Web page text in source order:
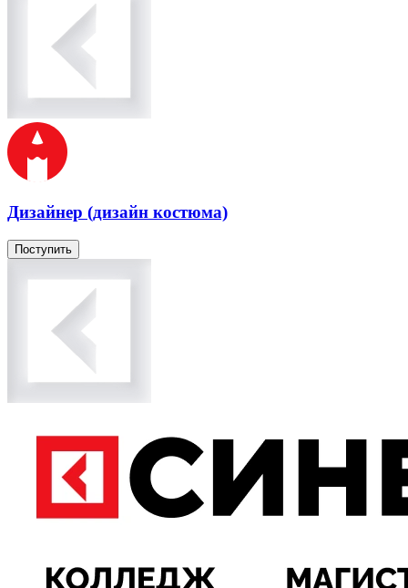
Дизайнер (дизайн костюма)
Поступить